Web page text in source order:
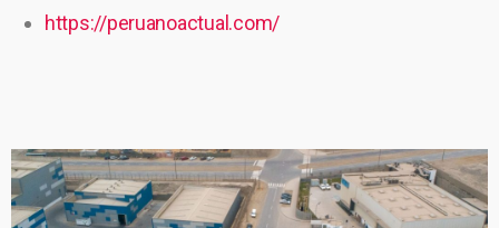
https://peruanoactual.com/